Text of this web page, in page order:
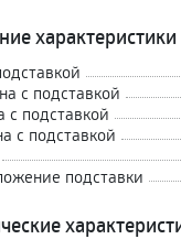
характеристики
с подставкой
с подставкой
с подставкой
подставки